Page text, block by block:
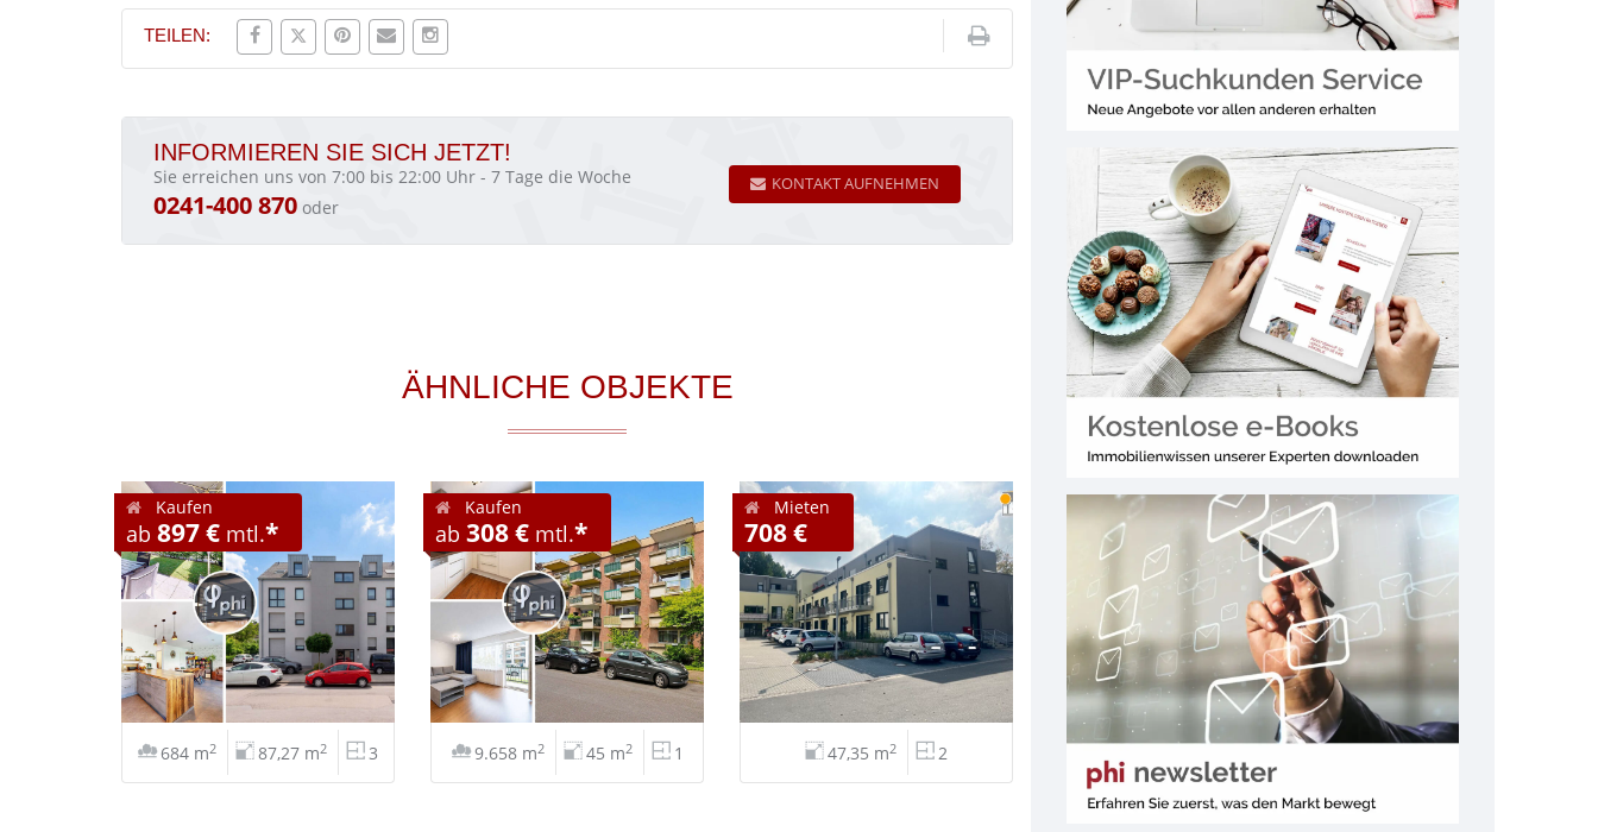
TEILEN:
INFORMIEREN SIE SICH JETZT!
Sie erreichen uns von 7:00 bis 22:00 Uhr - 7 Tage die Woche
0241-400 870 oder
KONTAKT AUFNEHMEN
ÄHNLICHE OBJEKTE
Kaufen
ab 897 € mtl.*
684 m2 87,27 m2 3
Kaufen
ab 308 €mtl.*
9.658 m2 45 m2 1
Mieten
708 €
47,35 m2 2